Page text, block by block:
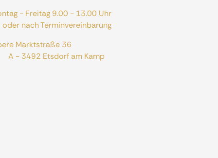
- Freitag 9.00 - 13.00 Uhr
nach Terminvereinbarung
Marktstraße 36
- 3492 Etsdorf am Kamp